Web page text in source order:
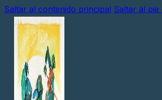
Saltar al contenido principal Saltar al pie